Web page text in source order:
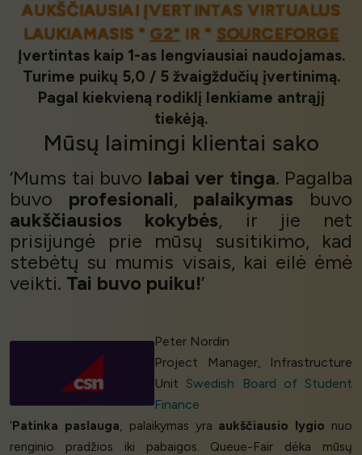
AUKŠČIAUSIAI ĮVERTINTAS VIRTUALUS
LAUKIAMASIS "G2" IR " SOURCEFORGE
Įvertintas kaip 1-as lengviausiai naudojamas.
Turime puikų 5,0 / 5 žvaigždučių įvertinimą.
Pagal kiekvieną rodiklį lenkiame antrąjį
tiekėją.
Mūsų laimingi klientai sako
‘Mums tai buvo labai ver tinga. Pagalba
buvo profesionali, palaikymas buvo
aukščiausios kokybės, ir jie net
prisijungė prie mūsų susitikimo, kad
stebėtų su mumis visais, kai eilė ėmė
veikti. Tai buvo puiku!’
Peter Nordin
Project Manager, Infrastructure
Unit Swedish Board of Student
Finance
‘Patinka paslauga, palaikymas yra aukščiausio lygio nuo
renginio pradžios iki pabaigos. Queue-Fair dėka mūsų